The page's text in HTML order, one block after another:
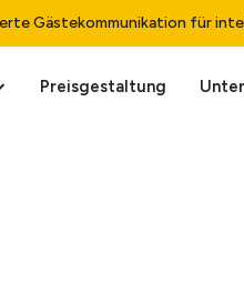
Gästekommunikation für
Preisgestaltung